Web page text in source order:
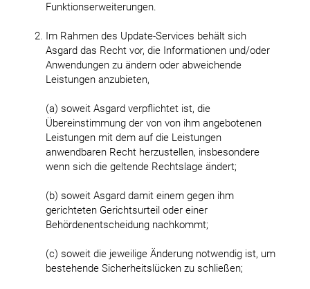
Funktionserweiterungen.
Im Rahmen des Update-Services behält sich
Asgard das Recht vor, die Informationen und/oder
Anwendungen zu ändern oder abweichende
Leistungen anzubieten,
(a) soweit Asgard verpflichtet ist, die
Übereinstimmung der von von ihm angebotenen
Leistungen mit dem auf die Leistungen
anwendbaren Recht herzustellen, insbesondere
wenn sich die geltende Rechtslage ändert;
(b) soweit Asgard damit einem gegen ihm
gerichteten Gerichtsurteil oder einer
Behördenentscheidung nachkommt;
(c) soweit die jeweilige Änderung notwendig ist, um
bestehende Sicherheitslücken zu schließen;